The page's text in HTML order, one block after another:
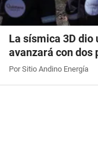
La sísmica 3D dio
avanzará con dos
Por Sitio Andino Energía